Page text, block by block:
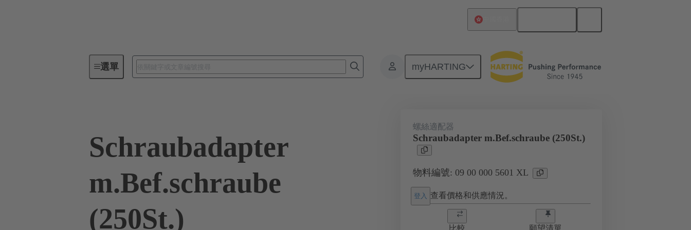
選單 myHARTING
屏蔽框架抓握框架 09 00 000 5601 XL
Schraubadapter
m.Bef.schraube
(250St.)
螺絲適配器
Schraubadapter m.Bef.schraube (250St.)
物料編號: 09 00 000 5601 XL
登入 查看價格和供應情況。
比較 願望清單